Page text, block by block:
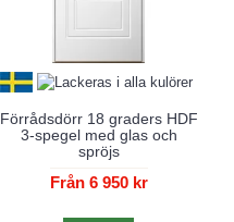
Förrådsdörr 18 graders HDF
3-spegel med glas och
spröjs
Från 6 950 kr